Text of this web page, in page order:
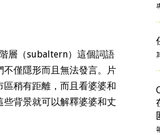
層 （subaltern）這個詞語
僅隱形而且無法發言。片
稍有距離，而且看婆婆和
背景就可以解釋婆婆和丈